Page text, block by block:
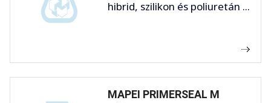
hibrid, szilikon és poliuretán ...
MAPEI PRIMERSEAL M